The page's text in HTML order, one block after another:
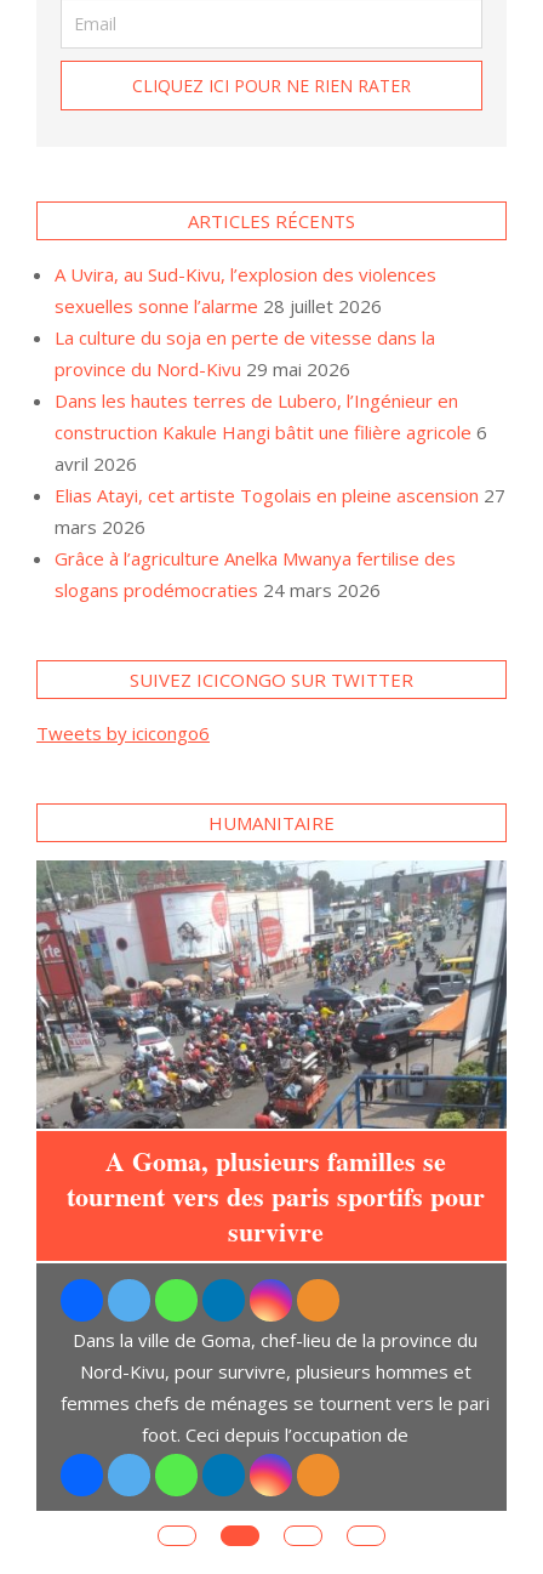
ARTICLES RÉCENTS
A Uvira, au Sud-Kivu, l’explosion des violences
sexuelles sonne l’alarme 28 juillet 2026
La culture du soja en perte de vitesse dans la
province du Nord-Kivu 29 mai 2026
Dans les hautes terres de Lubero, l’Ingénieur en
construction Kakule Hangi bâtit une filière agricole 6
avril 2026
Elias Atayi, cet artiste Togolais en pleine ascension 27
mars 2026
Grâce à l’agriculture Anelka Mwanya fertilise des
slogans prodémocraties 24 mars 2026
SUIVEZ ICICONGO SUR TWITTER
Tweets by icicongo6
HUMANITAIRE
A Goma, plusieurs familles se
tournent vers des paris sportifs pour
survivre
Dans la ville de Goma, chef-lieu de la province du
Nord-Kivu, pour survivre, plusieurs hommes et
femmes chefs de ménages se tournent vers le pari
foot. Ceci depuis l’occupation de